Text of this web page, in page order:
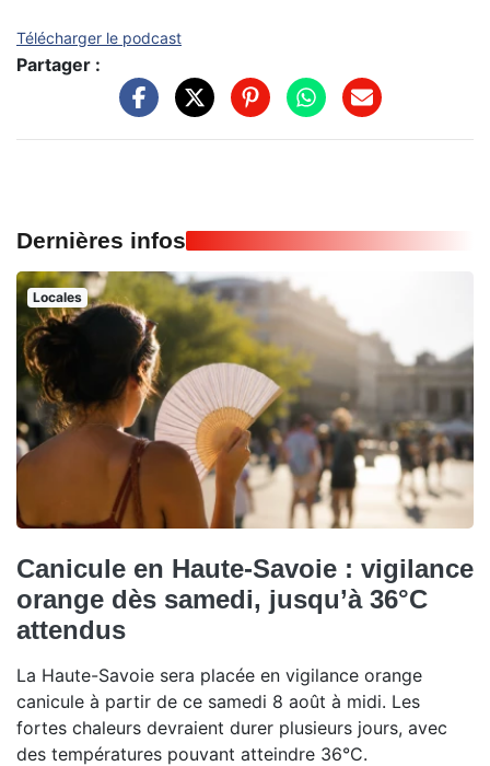
Télécharger le podcast
Partager :
Dernières infos
Locales
Canicule en Haute-Savoie : vigilance
orange dès samedi, jusqu’à 36°C
attendus
La Haute-Savoie sera placée en vigilance orange
canicule à partir de ce samedi 8 août à midi. Les
fortes chaleurs devraient durer plusieurs jours, avec
des températures pouvant atteindre 36°C.